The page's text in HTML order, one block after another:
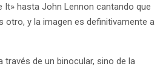
It» hasta John Lennon cantando que
otro, y la imagen es definitivamente a
de un binocular, sino de la